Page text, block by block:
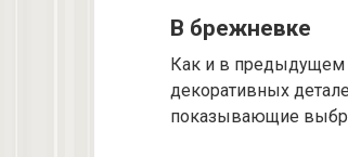
В брежневке
Как и в предыдущем
декоративных
показывающие